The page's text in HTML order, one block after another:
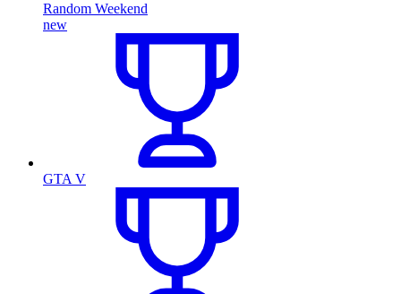
Random Weekend
new
GTA V